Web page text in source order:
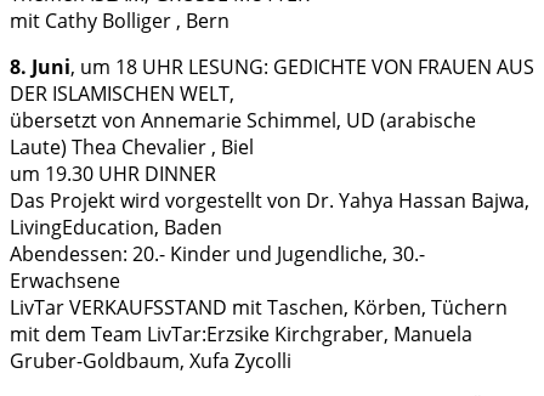
mit Cathy Bolliger , Bern
8. Juni, um 18 UHR LESUNG: GEDICHTE VON FRAUEN AUS
DER ISLAMISCHEN WELT,
übersetzt von Annemarie Schimmel, UD (arabische
Laute) Thea Chevalier , Biel
um 19.30 UHR DINNER
Das Projekt wird vorgestellt von Dr. Yahya Hassan Bajwa,
LivingEducation, Baden
Abendessen: 20.- Kinder und Jugendliche, 30.-
Erwachsene
LivTar VERKAUFSSTAND mit Taschen, Körben, Tüchern
mit dem Team LivTar:Erzsike Kirchgraber, Manuela
Gruber-Goldbaum, Xufa Zycolli